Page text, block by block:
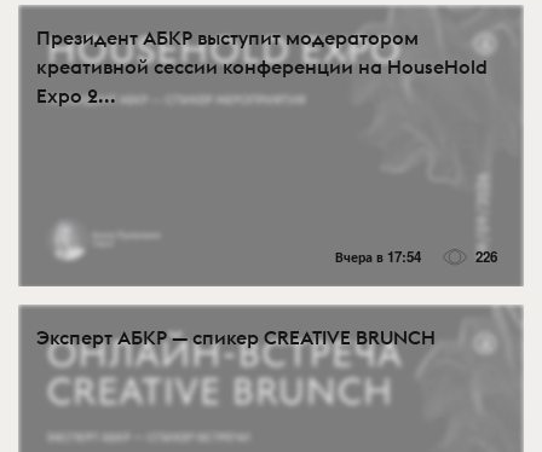
Президент АБКР выступит модератором
креативной сессии конференции на HouseHold
Expo 2...
Вчера в 17:54 226
Эксперт АБКР — спикер CREATIVE BRUNCH